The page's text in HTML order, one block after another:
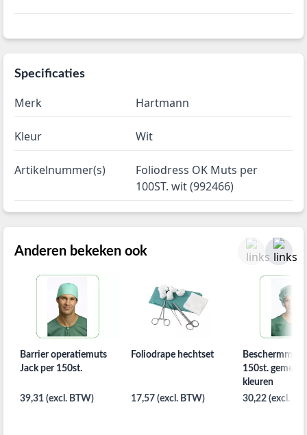
Specificaties
Merk Hartmann
Kleur Wit
Artikelnummer(s)
Foliodress OK Muts per
100ST. wit (992466)
Anderen bekeken ook
Barrier operatiemuts
Jack per 150st.
39,31 (excl. BTW)
Foliodrape hechtset
17,57 (excl. BTW)
150st.
kleuren
30,22 (excl.